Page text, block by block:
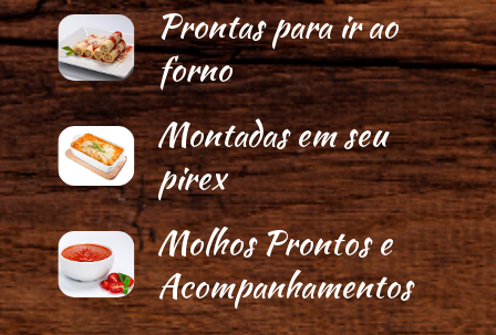
Prontas para ir ao
forno
Montadas em seu
pirex
Molhos Prontos e
Acompanhamentos